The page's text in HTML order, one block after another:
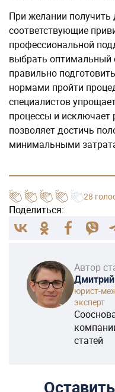
При желании получить
соответствующие
профессиональной
выбрать оптимальный
правильно
нормами пройти
специалистов
процессы и
позволяет достичь
минимальными
28
Поделиться:
Автор
юрист-
эксперт
статей